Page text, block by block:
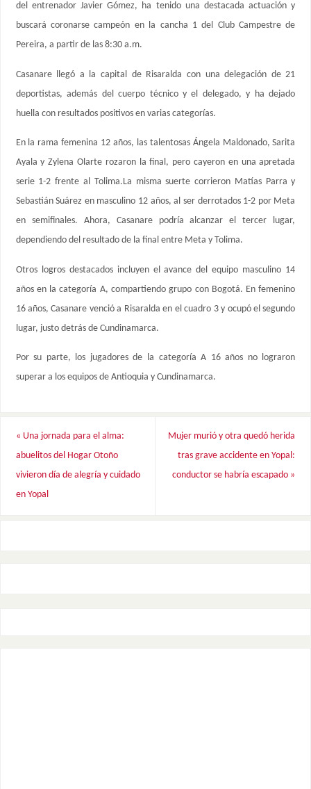
del entrenador Javier Gómez, ha tenido una destacada actuación y
buscará coronarse campeón en la cancha 1 del Club Campestre de
Pereira, a partir de las 8:30 a.m.
Casanare llegó a la capital de Risaralda con una delegación de 21
deportistas, además del cuerpo técnico y el delegado, y ha dejado
huella con resultados positivos en varias categorías.
En la rama femenina 12 años, las talentosas Ángela Maldonado, Sarita
Ayala y Zylena Olarte rozaron la final, pero cayeron en una apretada
serie 1-2 frente al Tolima.La misma suerte corrieron Matías Parra y
Sebastián Suárez en masculino 12 años, al ser derrotados 1-2 por Meta
en semifinales. Ahora, Casanare podría alcanzar el tercer lugar,
dependiendo del resultado de la final entre Meta y Tolima.
Otros logros destacados incluyen el avance del equipo masculino 14
años en la categoría A, compartiendo grupo con Bogotá. En femenino
16 años, Casanare venció a Risaralda en el cuadro 3 y ocupó el segundo
lugar, justo detrás de Cundinamarca.
Por su parte, los jugadores de la categoría A 16 años no lograron
superar a los equipos de Antioquia y Cundinamarca.
« Una jornada para el alma:
abuelitos del Hogar Otoño
vivieron día de alegría y cuidado
en Yopal
Mujer murió y otra quedó herida
tras grave accidente en Yopal:
conductor se habría escapado »